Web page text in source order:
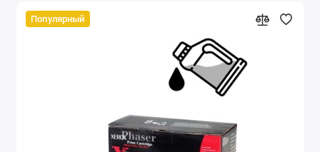
Популярный